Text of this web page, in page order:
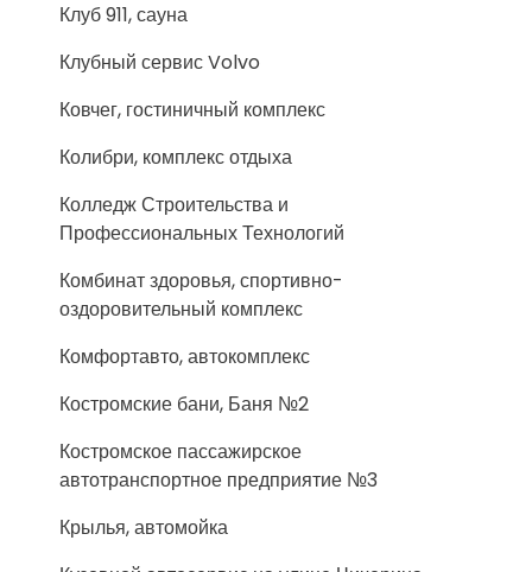
Клуб 911, сауна
Клубный сервис Volvo
Ковчег, гостиничный комплекс
Колибри, комплекс отдыха
Колледж Строительства и
Профессиональных Технологий
Комбинат здоровья, спортивно-
оздоровительный комплекс
Комфортавто, автокомплекс
Костромские бани, Баня №2
Костромское пассажирское
автотранспортное предприятие №3
Крылья, автомойка